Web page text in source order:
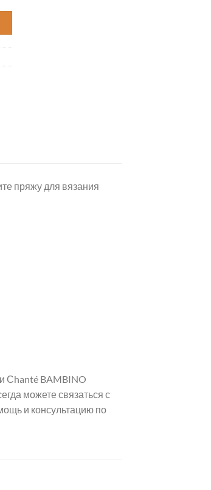
пряжу для вязания
Сhanté BAMBINO
можете связаться с
и консультацию по